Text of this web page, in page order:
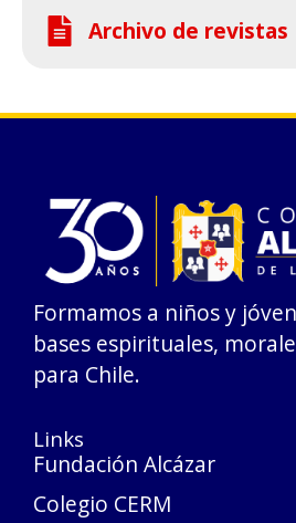
Archivo de revistas
Formamos a niños y
bases espirituales,
para Chile.
Links
Fundación Alcázar
Colegio CERM